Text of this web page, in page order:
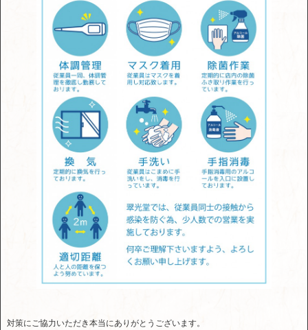
対策にご協力いただき本当にありがとうございます。